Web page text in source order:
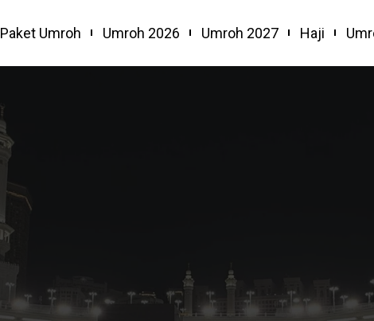
Paket Umroh Umroh 2026 Umroh 2027 Haji